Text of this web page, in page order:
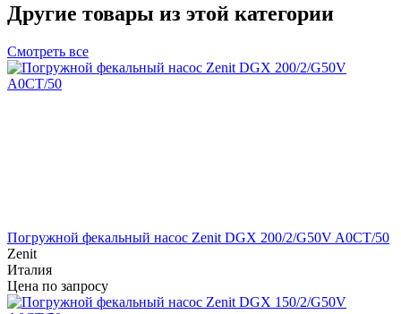
Другие товары из этой категории
Смотреть все
Погружной фекальный насос Zenit DGX 200/2/G50V A0CT/50
Zenit
Италия
Цена по запросу